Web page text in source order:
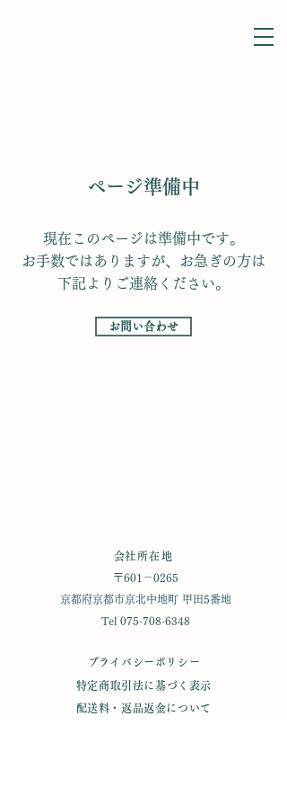
​ページ準備中
現在このページは準備中です。
お手数ではありますが、お急ぎの方は
下記よりご連絡ください。
お問い合わせ
​会社所在地
〒601－0265
京都府京都市京北中地町 甲田5番地
Tel 075-708-6348
​プライバシーポリシー
特定商取引法に基づく表示
​配送料・返品返金について